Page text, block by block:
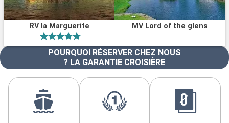
RV la Marguerite MV Lord of the glens
POURQUOI RÉSERVER CHEZ NOUS
? LA GARANTIE CROISIÈRE